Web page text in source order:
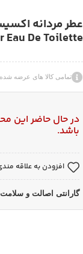
Eau De Toilette
تمامی کالا های عرضه
در حال حاضر این
باشد.
افزودن به علاقه
گارانتی اصالت و سلامت